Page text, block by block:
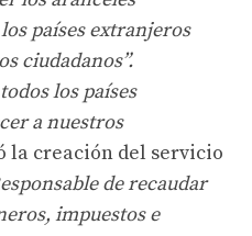
países extranjeros
ciudadanos”.
los países
a nuestros
la creación del servicio
de recaudar
impuestos e